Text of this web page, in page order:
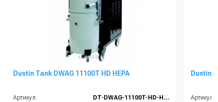
Dustin Tank DWAG 11100T HD HEPA
Артикул:
DT-DWAG-11100T-HD-HEPA
Dustin
Артикул: